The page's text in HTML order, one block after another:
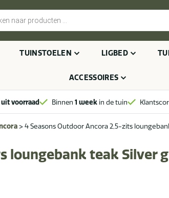
TUINSTOELEN LIGBED
ACCESSOIRES
uit voorraad Binnen 1 week in de tuin
> 4 Seasons Outdoor Ancora 2,5-zits
loungebank teak Silver